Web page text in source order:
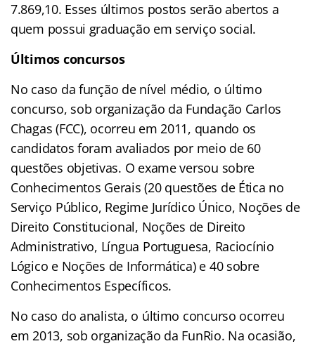
7.869,10. Esses últimos postos serão abertos a
quem possui graduação em serviço social.
Últimos concursos
No caso da função de nível médio, o último
concurso, sob organização da Fundação Carlos
Chagas (FCC), ocorreu em 2011, quando os
candidatos foram avaliados por meio de 60
questões objetivas. O exame versou sobre
Conhecimentos Gerais (20 questões de Ética no
Serviço Público, Regime Jurídico Único, Noções de
Direito Constitucional, Noções de Direito
Administrativo, Língua Portuguesa, Raciocínio
Lógico e Noções de Informática) e 40 sobre
Conhecimentos Específicos.
No caso do analista, o último concurso ocorreu
em 2013, sob organização da FunRio. Na ocasião,